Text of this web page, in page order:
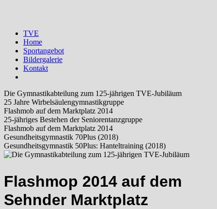
TVE
Home
Sportangebot
Bildergalerie
Kontakt
Die Gymnastikabteilung zum 125-jährigen TVE-Jubiläum
25 Jahre Wirbelsäulengymnastikgruppe
Flashmob auf dem Marktplatz 2014
25-jähriges Bestehen der Seniorentanzgruppe
Flashmob auf dem Marktplatz 2014
Gesundheitsgymnastik 70Plus (2018)
Gesundheitsgymnastik 50Plus: Hanteltraining (2018)
Flashmop 2014 auf dem
Sehnder Marktplatz